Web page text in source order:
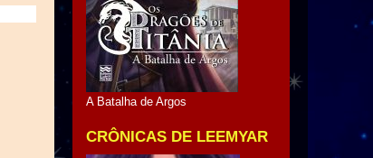
A Batalha de Argos
CRÔNICAS DE LEEMYAR